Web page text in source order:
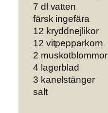
7 dl vatten
färsk ingefära
12 kryddnejlikor
12 vitpepparkorn
2 muskotblommor
4 lagerblad
3 kanelstänger
salt